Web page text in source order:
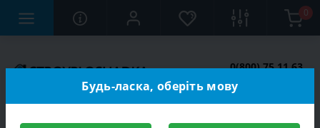
0
0(800) 75 11 63
Будь-ласка, оберіть мову